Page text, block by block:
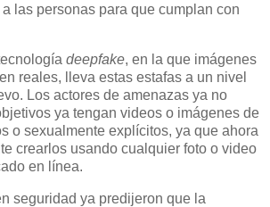
las personas para que cumplan con
deepfake, en la que imágenes
reales, lleva estas estafas a un nivel
Los actores de amenazas ya no
ya tengan videos o imágenes de
o sexualmente explícitos, ya que ahora
crearlos usando cualquier foto o video
en línea.
seguridad ya predijeron que la